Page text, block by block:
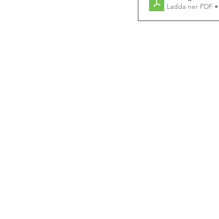
Ladda ner PDF •